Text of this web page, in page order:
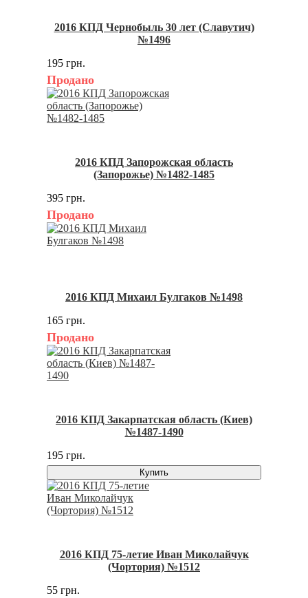
2016 КПД Чернобыль 30 лет (Славутич)
№1496
195 грн.
Продано
2016 КПД Запорожская область
(Запорожье) №1482-1485
395 грн.
Продано
2016 КПД Михаил Булгаков №1498
165 грн.
Продано
2016 КПД Закарпатская область (Киев)
№1487-1490
195 грн.
Купить
2016 КПД 75-летие Иван Миколайчук
(Чортория) №1512
55 грн.